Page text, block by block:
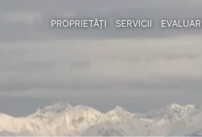
PROPRIETĂȚI SERVICII